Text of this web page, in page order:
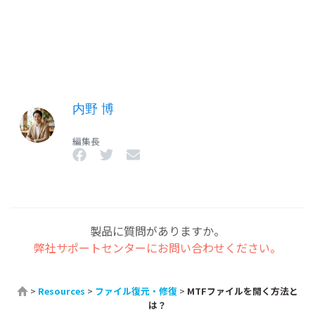
内野 博
編集長
製品に質問がありますか。
弊社サポートセンターにお問い合わせください。
> Resources > ファイル復元・修復 > MTFファイルを開く方法と
は？